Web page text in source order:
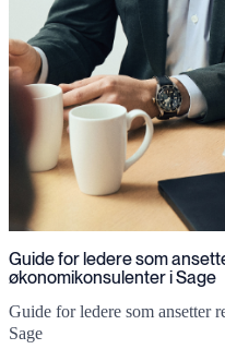
Guide for ledere som
økonomikonsulenter i Sage
Guide for ledere som ansetter
Sage